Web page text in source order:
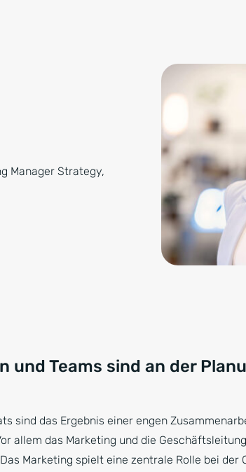
Manager Strategy,
und Teams sind an der
sind das Ergebnis einer engen
allem das Marketing und die
Marketing spielt eine zentrale Rolle bei